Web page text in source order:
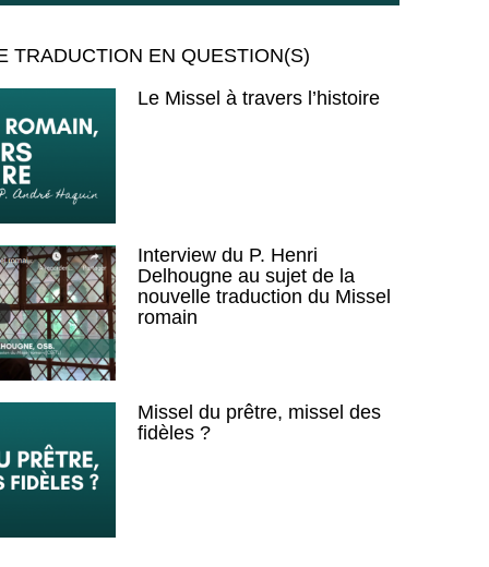
TRADUCTION EN QUESTION(S)
Le Missel à travers l’histoire
Interview du P. Henri
Delhougne au sujet de la
nouvelle traduction du Missel
romain
Missel du prêtre, missel des
fidèles ?